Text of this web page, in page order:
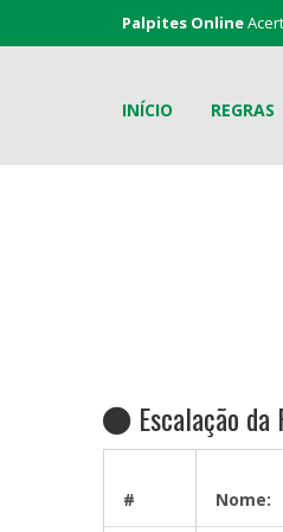
Palpites Online
INÍCIO REGRAS
Escalação da
# Nome: